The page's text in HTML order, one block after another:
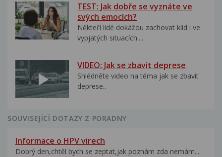
TEST: Jak dobře se vyznáte ve
svých emocích?
Někteří lidé dokážou zachovat klid i ve
vypjatých situacích....
VIDEO: Jak se zbavit deprese
Shlédněte video na téma jak se zbavit
deprese..
SOUVISEJÍCÍ DOTAZY Z PORADNY
Informace o HPV virech
Dobrý den,chtěl bych se zeptat,jak poznám zda nemám...